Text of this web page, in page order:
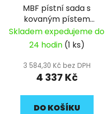
MBF pístní sada s
kovaným pístem
62mm HC ZS190
Skladem expedujeme do
24 hodin (1 ks)
3 584,30 Kč bez DPH
4 337 Kč
DO KOŠÍKU